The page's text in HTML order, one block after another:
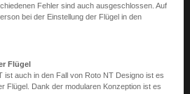
Fehler sind auch ausgeschlossen. Auf
bei der Einstellung der Flügel in den
Flügel
ist auch in den Fall von Roto NT Designo ist es
Flügel. Dank der modularen Konzeption ist es